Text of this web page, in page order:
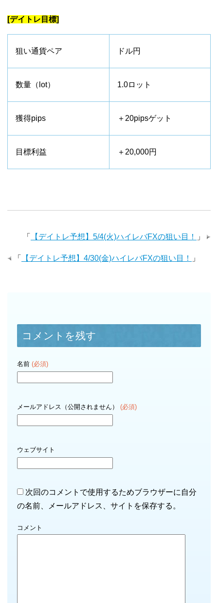
[デイトレ目標]
狙い通貨ペア ドル円
数量（lot） 1.0ロット
獲得pips ＋20pipsゲット
目標利益 ＋20,000円
「 【デイトレ予想】5/4(火)ハイレバFXの狙い目！ 」
「 【デイトレ予想】4/30(金)ハイレバFXの狙い目！ 」
コメントを残す
名前 (必須)
メールアドレス（公開されません） (必須)
ウェブサイト
次回のコメントで使用するためブラウザーに自分
の名前、メールアドレス、サイトを保存する。
コメント